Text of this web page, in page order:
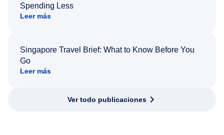
Spending Less
Leer más
Singapore Travel Brief: What to Know Before You
Go
Leer más
Ver todo publicaciones